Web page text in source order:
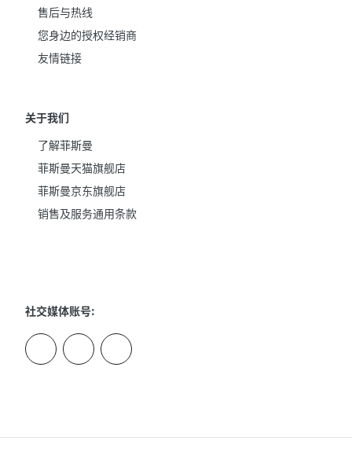
售后与热线
您身边的授权经销商
友情链接
关于我们
了解菲斯曼
菲斯曼天猫旗舰店
菲斯曼京东旗舰店
销售及服务通用条款
社交媒体账号: